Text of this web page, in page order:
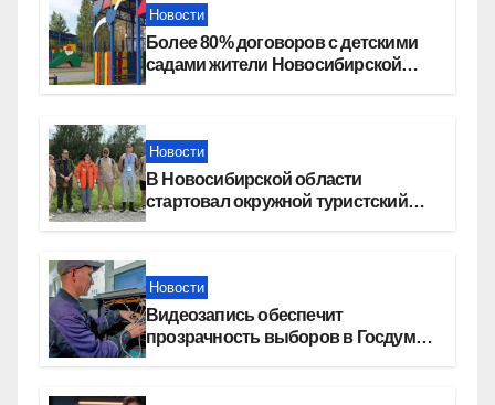
Новости
Более 80% договоров с детскими
садами жители Новосибирской
Новости
В Новосибирской области
стартовал окружной туристский
Новости
Видеозапись обеспечит
прозрачность выборов в Госдуму